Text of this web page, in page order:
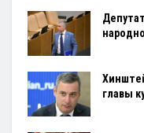
главы